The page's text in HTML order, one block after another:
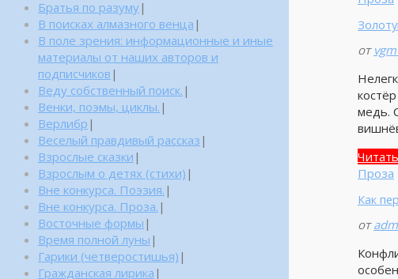
от vgm
медь.
Проза
Как
от
Братья по разуму|
В поисках алмазного венца |
В поле зрения: информационные и иные
материалы от наших авторов и
подписчиков |
Веду собственный поиск. |
Венки, поэмы, циклы. |
Верлибр |
Веселый правдивый рассказ |
Взрослые сказки |
Взрослым о детях (стихи) |
Вне конкурса. Поэзия. |
Вне конкурса. Проза. |
Восточные формы |
Время полной луны |
Гарики (четверостишья) |
Гражданская лирика |